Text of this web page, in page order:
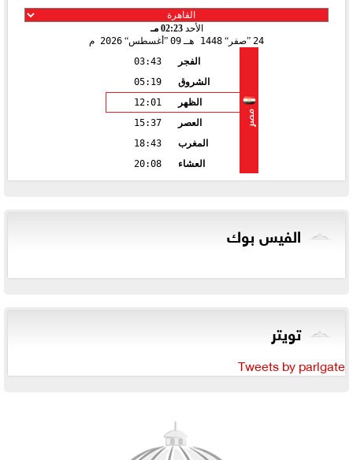
الأحد02:23 مـ
24
صفر 1448 هـ 09 أغسطس 2026 م
مصر
الفجر
03:43
الشروق
05:19
الظهر
12:01
العصر
15:37
المغرب
18:43
العشاء
20:08
الفيس بوك
تويتر
Tweets by parlgate